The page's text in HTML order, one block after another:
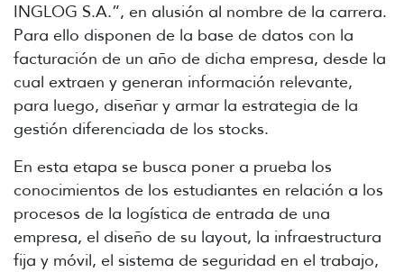
INGLOG S.A.”, en alusión al nombre de la carrera.
Para ello disponen de la base de datos con la
facturación de un año de dicha empresa, desde la
cual extraen y generan información relevante,
para luego, diseñar y armar la estrategia de la
gestión diferenciada de los stocks.
En esta etapa se busca poner a prueba los
conocimientos de los estudiantes en relación a los
procesos de la logística de entrada de una
empresa, el diseño de su layout, la infraestructura
fija y móvil, el sistema de seguridad en el trabajo,